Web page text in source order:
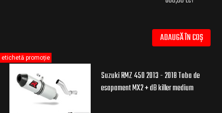
ADAUGĂ ÎN COȘ
Suzuki RMZ 450 2013 - 2018 Toba de
esapament MX2 + dB killer medium
etichetă promoție